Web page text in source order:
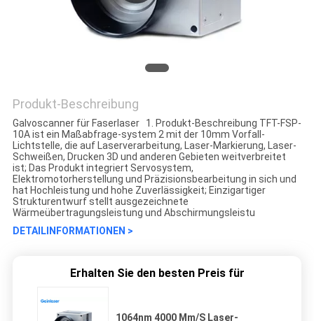
Produkt-Beschreibung
Galvoscanner für Faserlaser 1. Produkt-Beschreibung TFT-FSP-
10A ist ein Maßabfrage-system 2 mit der 10mm Vorfall-
Lichtstelle, die auf Laserverarbeitung, Laser-Markierung, Laser-
Schweißen, Drucken 3D und anderen Gebieten weitverbreitet
ist; Das Produkt integriert Servosystem,
Elektromotorherstellung und Präzisionsbearbeitung in sich und
hat Hochleistung und hohe Zuverlässigkeit; Einzigartiger
Strukturentwurf stellt ausgezeichnete
Wärmeübertragungsleistung und Abschirmungsleistu
DETAILINFORMATIONEN >
Erhalten Sie den besten Preis für
1064nm 4000 Mm/S Laser-